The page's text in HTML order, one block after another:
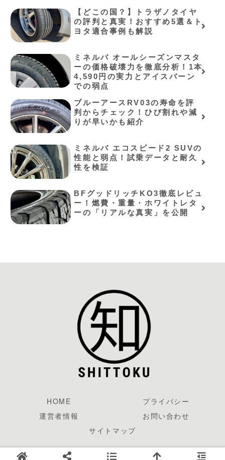
【どこの国？】トラザノタイヤ
の評判と真実！おすすめ5選＆ト
ヨタ適合事例も解説
ミネルバ オールシーズンマスタ
ーの価格破壊力を徹底分析！1本
4,590円の実力とアイスバーン
での弱点
ブルーアースRV03の寿命を評
判からチェック！ひび割れや減
りが早いかも紹介
ミネルバ エコスピード2 SUVの
性能と弱点！試乗データと耐久
性を検証
BFグッドリッチKO3徹底レビュ
ー！燃費・重量・ホワイトレタ
ーの「リアルな真実」を公開
HOME
プライバシー
運営者情報
お問い合わせ
サイトマップ
© 2017-2026 知っトク.